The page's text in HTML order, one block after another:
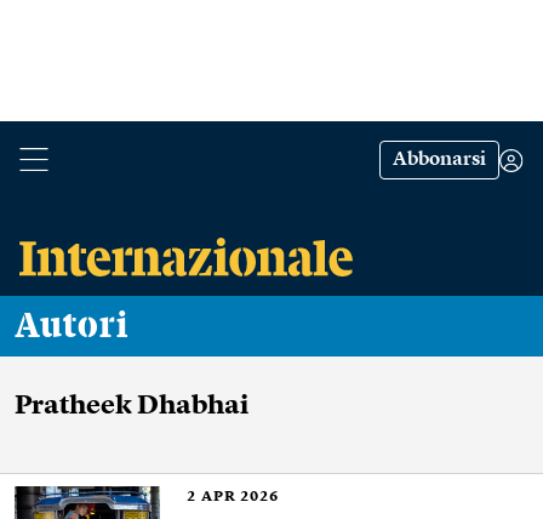
Abbonarsi
Autori
Pratheek Dhabhai
2 APR 2026